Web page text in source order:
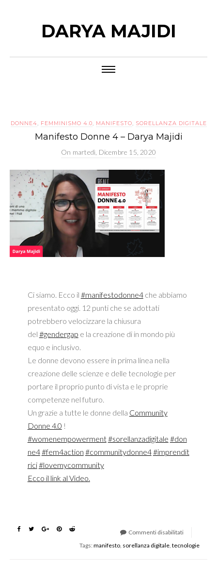
DARYA MAJIDI
DONNE4, FEMMINISMO 4.0, MANIFESTO, SORELLANZA DIGITALE
Manifesto Donne 4 – Darya Majidi
On martedì, Dicembre 15, 2020
Ci siamo. Ecco il #manifestodonne4che abbiamo
presentato oggi. 12 punti che se adottati
potrebbero velocizzare la chiusura
del #gendergap e la creazione di in mondo più
equo e inclusivo.
Le donne devono essere in prima linea nella
creazione delle scienze e delle tecnologie per
portare il proprio punto di vista e le proprie
competenze nel futuro.
Un grazie a tutte le donne della Community
Donne 4.0 !
#womenempowerment#sorellanzadigitale #don
ne4#fem4action #communitydonne4#imprendit
rici#lovemycommunity
Ecco il link al Video.
Commenti disabilitati
Tags:manifesto, sorellanza digitale, tecnologie